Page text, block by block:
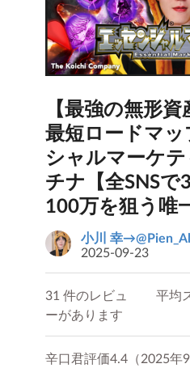
【最強の無形
最短ロードマ
シャルマーケ
チナ【全SNSで
100万を狙う唯
小川 幸
2025-09-23
31 件のレビュ
ーがあります
平均
辛口君評価4.4（2025